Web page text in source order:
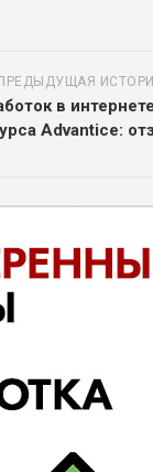
ПРЕДЫДУЩАЯ
в
Advantice: